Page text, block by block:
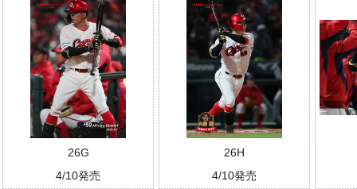
26G
4/10発売
26H
4/10発売